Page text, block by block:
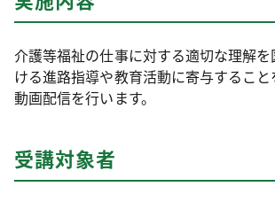
介護等福祉の仕事に対する適切な理解
ける進路指導や教育活動に寄与すること
動画配信を行います。
受講対象者